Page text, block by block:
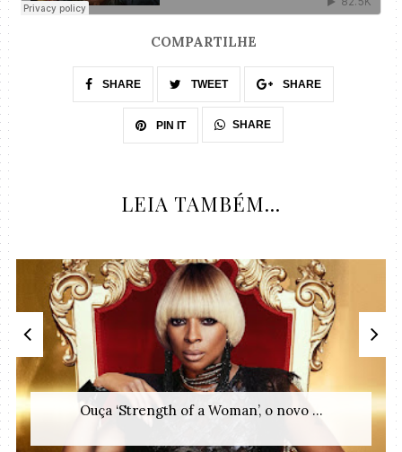
COMPARTILHE
SHARE TWEET SHARE
PIN IT SHARE
LEIA TAMBÉM...
Ouça ‘Strength of a Woman’, o novo ...